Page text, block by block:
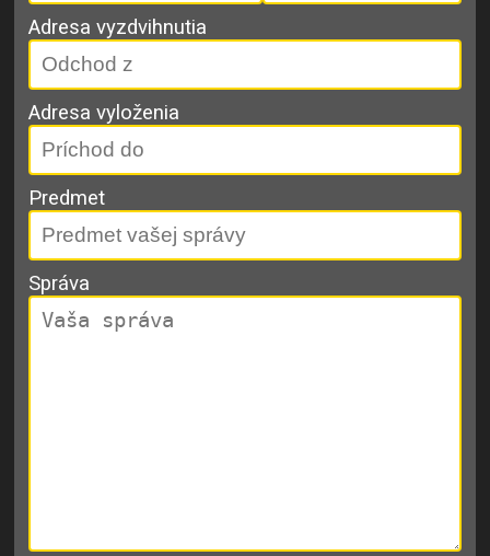
Adresa vyzdvihnutia
Adresa vyloženia
Predmet
Správa